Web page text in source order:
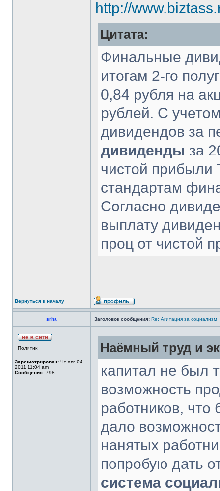
http://
Цитата:
Финальные
итогам 2-го
0,84 рубля на
рублей. С
дивидендов за
дивиденды за
чистой
стандартам
Согласно
выплату
проц от чистой
Вернуться к началу
srha Заголовок сообщения: Re: Агитация за социализм
Политик
Зарегистрирован: Чт авг 04,
2011 11:04 am
Сообщения: 798
Наёмный труд и
капитал не был
возможность
работников,
дало
нанятых
попробую дать
система